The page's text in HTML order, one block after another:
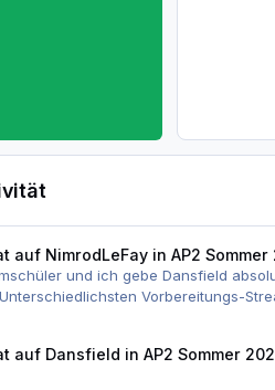
auf NimrodLeFayin AP2 Sommer
und ich gebe Dansfield
Vorbereitungs-
tiefer und mehr ins Detail
auf Dansfield in AP2 Sommer